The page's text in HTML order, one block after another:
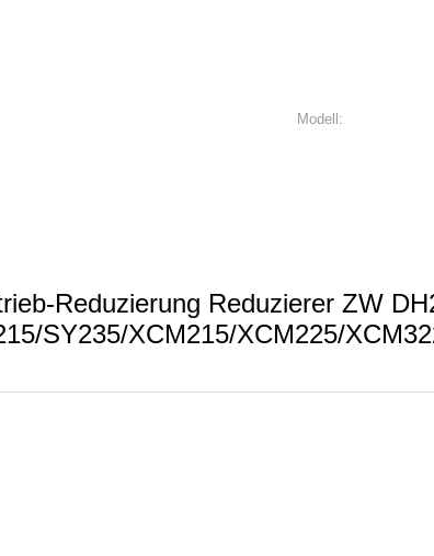
Modell:
Reduzierung Reduzierer ZW
SY235/XCM215/XCM225/